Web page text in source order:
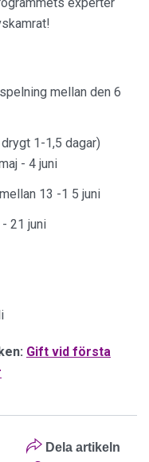
mellan den 6
1-1,5 dagar)
- 4 juni
13 -1 5 juni
21 juni
Gift vid första
Dela artikeln